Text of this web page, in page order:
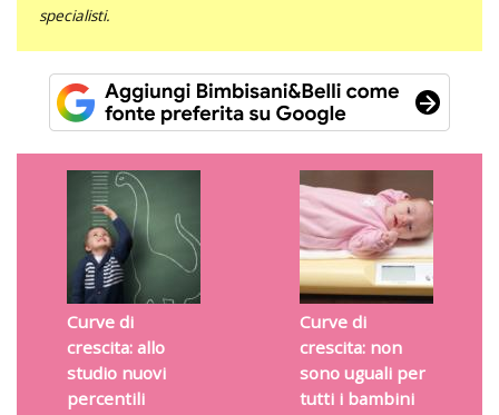
specialisti.
Curve di
crescita: allo
studio nuovi
percentili
Curve di
crescita: non
sono uguali per
tutti i bambini